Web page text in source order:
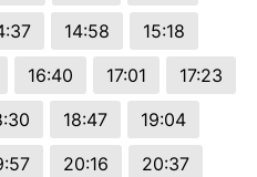
14:58
15:18
16:40 17:01
17:23
18:47
19:04
20:16
20:37